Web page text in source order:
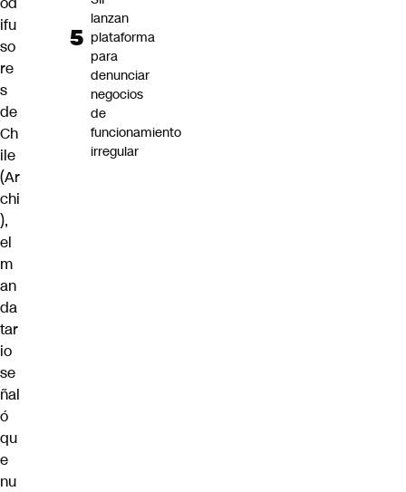
ifu
so
re
s
de
Ch
ile
(Ar
chi
),
el
m
an
da
tar
io
se
ñal
ó
qu
e
nu
lanzan
plataforma
para
denunciar
negocios
de
funcionamiento
irregular